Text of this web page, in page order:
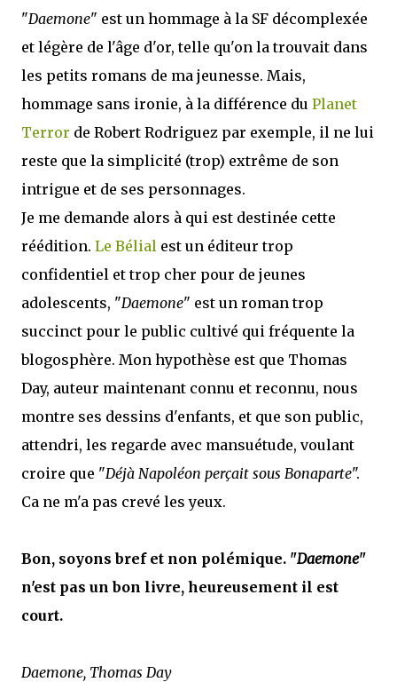
"Daemone" est un hommage à la SF décomplexée
et légère de l'âge d'or, telle qu'on la trouvait dans
les petits romans de ma jeunesse. Mais,
hommage sans ironie, à la différence du Planet
Terror de Robert Rodriguez par exemple, il ne lui
reste que la simplicité (trop) extrême de son
intrigue et de ses personnages.
Je me demande alors à qui est destinée cette
réédition. Le Bélial est un éditeur trop
confidentiel et trop cher pour de jeunes
adolescents, "Daemone" est un roman trop
succinct pour le public cultivé qui fréquente la
blogosphère. Mon hypothèse est que Thomas
Day, auteur maintenant connu et reconnu, nous
montre ses dessins d'enfants, et que son public,
attendri, les regarde avec mansuétude, voulant
croire que "Déjà Napoléon perçait sous Bonaparte".
Ca ne m'a pas crevé les yeux.
Bon, soyons bref et non polémique. "Daemone"
n'est pas un bon livre, heureusement il est
court.
Daemone, Thomas Day